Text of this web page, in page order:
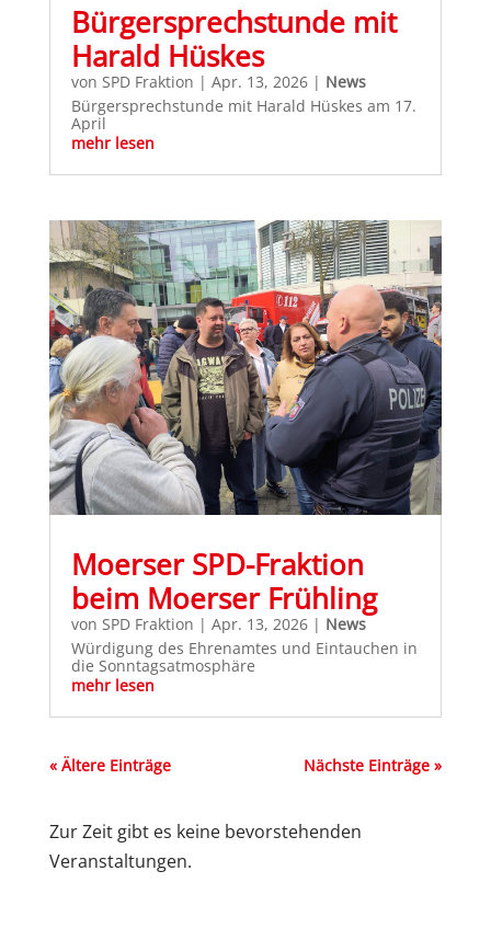
Bürgersprechstunde mit
Harald Hüskes
von SPD Fraktion | Apr. 13, 2026| News
Bürgersprechstunde mit Harald Hüskes am 17.
April
mehr lesen
Moerser SPD-Fraktion
beim Moerser Frühling
von SPD Fraktion | Apr. 13, 2026| News
Würdigung des Ehrenamtes und Eintauchen in
die Sonntagsatmosphäre
mehr lesen
« Ältere Einträge Nächste Einträge »
Zur Zeit gibt es keine bevorstehenden
Veranstaltungen.